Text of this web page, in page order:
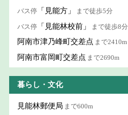
バス停 「見能方」 まで徒歩5分
バス停 「見能林校前」 まで徒歩8分
阿南市津乃峰町交差点 まで2410m
阿南市富岡町交差点 まで2690m
暮らし・文化
見能林郵便局 まで600m